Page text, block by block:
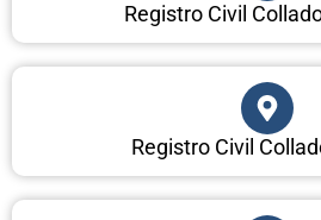
Registro Civil
Registro Civil